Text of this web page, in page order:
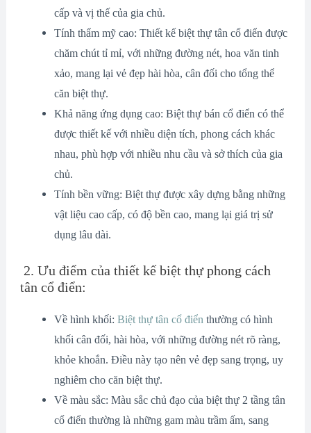
cấp và vị thế của gia chủ.
Tính thẩm mỹ cao: Thiết kế biệt thự tân cổ điển được
chăm chút tỉ mỉ, với những đường nét, hoa văn tinh
xảo, mang lại vẻ đẹp hài hòa, cân đối cho tổng thể
căn biệt thự.
Khả năng ứng dụng cao: Biệt thự bán cổ điển có thể
được thiết kế với nhiều diện tích, phong cách khác
nhau, phù hợp với nhiều nhu cầu và sở thích của gia
chủ.
Tính bền vững: Biệt thự được xây dựng bằng những
vật liệu cao cấp, có độ bền cao, mang lại giá trị sử
dụng lâu dài.
2. Ưu điểm của thiết kế biệt thự phong cách
tân cổ điển:
Về hình khối:Biệt thự tân cổ điển thường có hình
khối cân đối, hài hòa, với những đường nét rõ ràng,
khỏe khoắn. Điều này tạo nên vẻ đẹp sang trọng, uy
nghiêm cho căn biệt thự.
Về màu sắc: Màu sắc chủ đạo của biệt thự 2 tầng tân
cổ điển thường là những gam màu trầm ấm, sang